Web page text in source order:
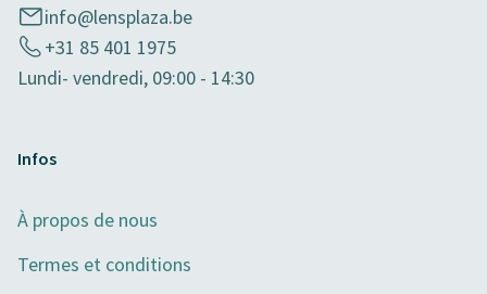
info@lensplaza.be
+31 85 401 1975
Lundi- vendredi, 09:00 - 14:30
Infos
À propos de nous
Termes et conditions